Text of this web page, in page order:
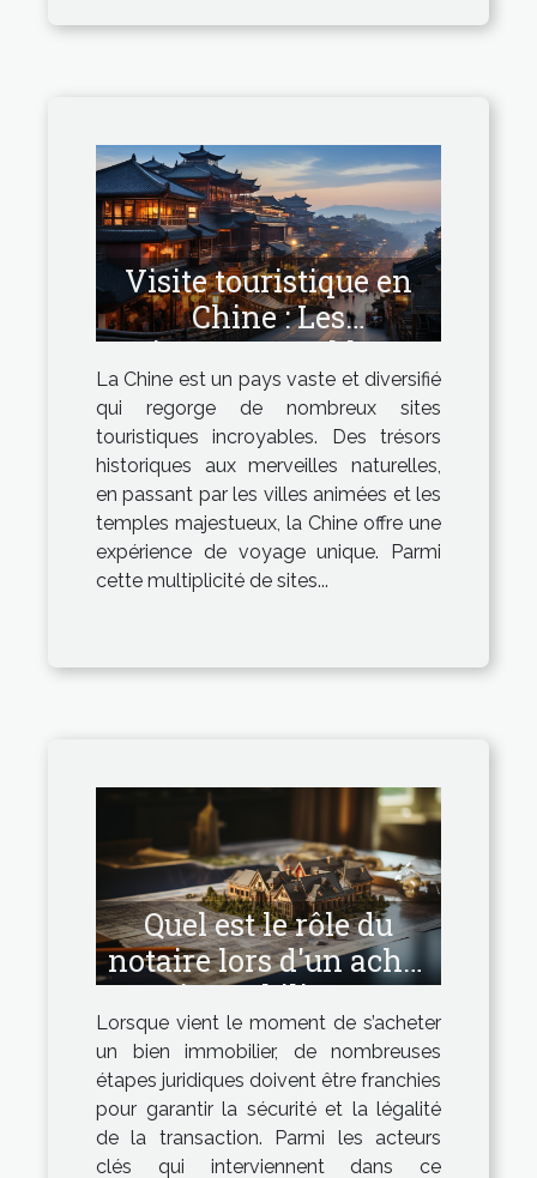
Visite touristique en
Chine : Les
incontournables
La Chine est un pays vaste et diversifié
qui regorge de nombreux sites
touristiques incroyables. Des trésors
historiques aux merveilles naturelles,
en passant par les villes animées et les
temples majestueux, la Chine offre une
expérience de voyage unique. Parmi
cette multiplicité de sites...
Quel est le rôle du
notaire lors d'un achat
immobilier ?
Lorsque vient le moment de s’acheter
un bien immobilier, de nombreuses
étapes juridiques doivent être franchies
pour garantir la sécurité et la légalité
de la transaction. Parmi les acteurs
clés qui interviennent dans ce